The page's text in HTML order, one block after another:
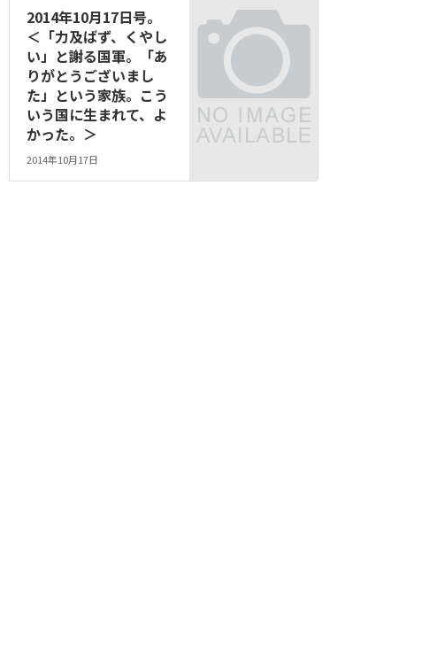
2014年10月17日号。
＜「力及ばず、くやし
い」と謝る国軍。「あ
りがとうございまし
た」という家族。こう
いう国に生まれて、よ
かった。＞
2014年10月17日